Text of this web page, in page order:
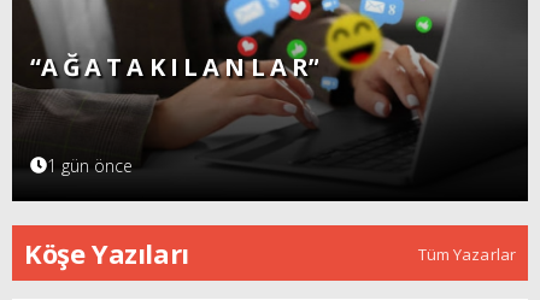
“A Ğ A T A K I L A N L A R”
1 gün önce
Köşe Yazıları Tüm Yazarlar